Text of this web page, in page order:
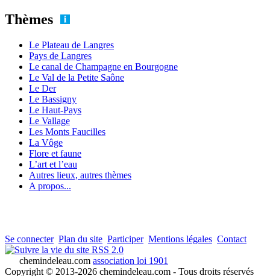
Thèmes
Le Plateau de Langres
Pays de Langres
Le canal de Champagne en Bourgogne
Le Val de la Petite Saône
Le Der
Le Bassigny
Le Haut-Pays
Le Vallage
Les Monts Faucilles
La Vôge
Flore et faune
L’art et l’eau
Autres lieux, autres thèmes
A propos...
Se connecter Plan du site Participer Mentions légales Contact
RSS 2.0
chemindeleau.com association loi 1901
Copyright © 2013-2026 chemindeleau.com - Tous droits réservés